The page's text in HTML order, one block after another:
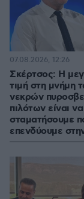
Σκέρτσος: Η
τιμή στη μνήμη
νεκρών
πιλότων είναι
σταματήσουμε
επενδύουμε
07.08.2026, 12:26